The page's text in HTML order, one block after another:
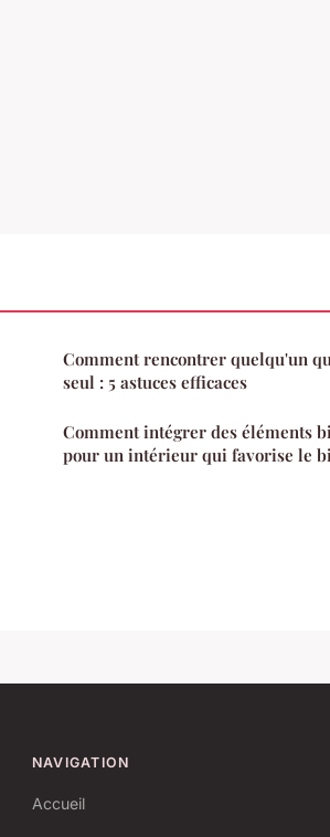
Comment rencontrer quelqu'un
seul : 5 astuces efficaces
Comment intégrer des éléments
pour un intérieur qui favorise le
NAVIGATION
Accueil